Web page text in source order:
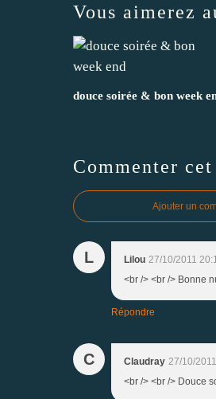
Vous aimerez
douce soirée & bon week
Commenter
Ajouter un
L Lilou 27/10/2011
<br /> <br /> Bonne
Répondre
C Claudray 27/10/
<br /> <br /> Douce